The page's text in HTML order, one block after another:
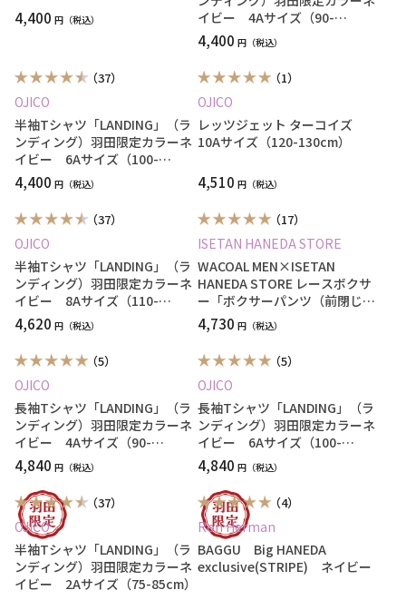
4,400 円
イビー 4Aサイズ（90-
100cm）
4,400 円
（37）
OJICO
半袖Tシャツ「LANDING」（ラ
ンディング）羽田限定カラーネ
イビー 6Aサイズ（100-
110cm）
4,400 円
（1）
OJICO
レッツジェット ターコイズ
10Aサイズ（120-130cm）
4,510 円
（37）
OJICO
半袖Tシャツ「LANDING」（ラ
ンディング）羽田限定カラーネ
イビー 8Aサイズ（110-
120cm）
4,620 円
（17）
ISETAN HANEDA STORE
WACOAL MEN×ISETAN
HANEDA STORE レースボクサ
ー「ボクサーパンツ（前閉じ）
青 ３Lサイズ」
4,730 円
（5）
OJICO
長袖Tシャツ「LANDING」（ラ
ンディング）羽田限定カラーネ
イビー 4Aサイズ（90-
100cm）
4,840 円
（5）
OJICO
長袖Tシャツ「LANDING」（ラ
ンディング）羽田限定カラーネ
イビー 6Aサイズ（100-
110cm）
4,840 円
（37）
OJICO
半袖Tシャツ「LANDING」（ラ
ンディング）羽田限定カラーネ
イビー 2Aサイズ（75-85cm）
（4）
Ron Herman
BAGGU Big HANEDA
exclusive(STRIPE) ネイビー